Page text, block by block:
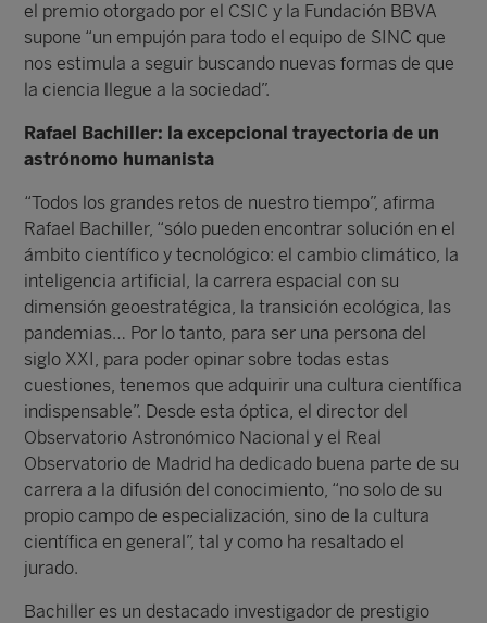
el premio otorgado por el CSIC y la Fundación BBVA
supone “un empujón para todo el equipo de SINC que
nos estimula a seguir buscando nuevas formas de que
la ciencia llegue a la sociedad”.
Rafael Bachiller: la excepcional trayectoria de un
astrónomo humanista
“Todos los grandes retos de nuestro tiempo”, afirma
Rafael Bachiller, “sólo pueden encontrar solución en el
ámbito científico y tecnológico: el cambio climático, la
inteligencia artificial, la carrera espacial con su
dimensión geoestratégica, la transición ecológica, las
pandemias… Por lo tanto, para ser una persona del
siglo XXI, para poder opinar sobre todas estas
cuestiones, tenemos que adquirir una cultura científica
indispensable”. Desde esta óptica, el director del
Observatorio Astronómico Nacional y el Real
Observatorio de Madrid ha dedicado buena parte de su
carrera a la difusión del conocimiento, “no solo de su
propio campo de especialización, sino de la cultura
científica en general”, tal y como ha resaltado el
jurado.
Bachiller es un destacado investigador de prestigio